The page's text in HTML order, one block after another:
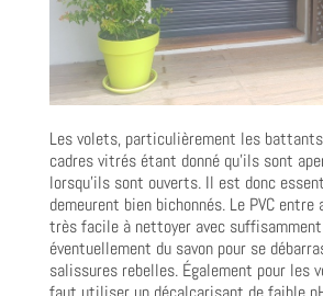
Les volets, particulièrement les
cadres vitrés étant donné qu’ils sont
lorsqu’ils sont ouverts. Il est donc
demeurent bien bichonnés. Le PVC entre
très facile à nettoyer avec suffisamment
éventuellement du savon pour se
salissures rebelles. Également pour les